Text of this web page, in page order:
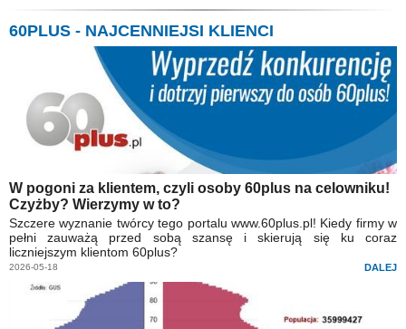
60PLUS - NAJCENNIEJSI KLIENCI
W pogoni za klientem, czyli osoby 60plus na celowniku!
Czyżby? Wierzymy w to?
Szczere wyznanie twórcy tego portalu www.60plus.pl! Kiedy firmy w
pełni zauważą przed sobą szansę i skierują się ku coraz
liczniejszym klientom 60plus?
2026-05-18 DALEJ